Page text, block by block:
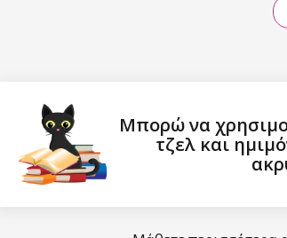
Μπορώ να
τζελ και